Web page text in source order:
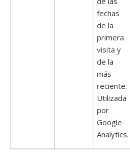
fechas
de la
primera
visita y
de la
más
reciente.
Utilizada
por
Google
Analytics.